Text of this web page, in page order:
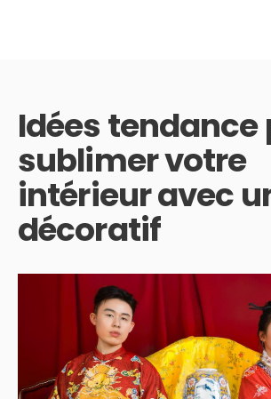
Idées tendance
sublimer votre
intérieur avec
décoratif